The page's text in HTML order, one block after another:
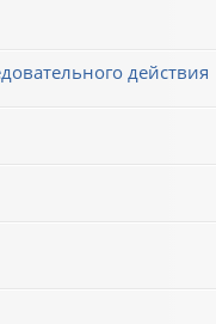
действия